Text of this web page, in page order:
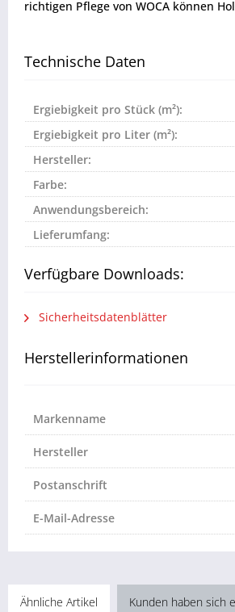
richtigen Pflege von WOCA können
Technische Daten
Ergiebigkeit pro Stück (m²):
Ergiebigkeit pro Liter (m²):
Hersteller:
Farbe:
Anwendungsbereich:
Lieferumfang:
Verfügbare Downloads:
Sicherheitsdatenblätter
Herstellerinformationen
Markenname
Hersteller
Postanschrift
E-Mail-Adresse
Ähnliche Artikel Kunden haben sich